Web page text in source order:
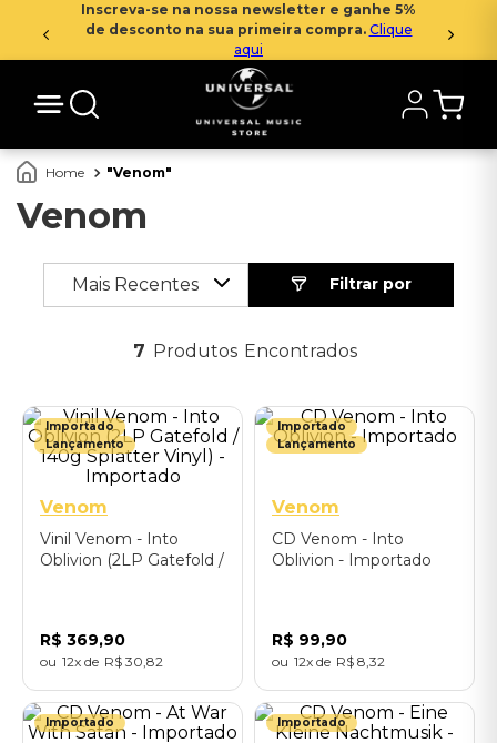
Inscreva-se na nossa newsletter e ganhe 5%
de desconto na sua primeira compra. Clique
aqui
Venom
Venom
Mais Recentes
7 Produtos
Importado
Lançamento
Venom
Vinil Venom - Into
Oblivion (2LP Gatefold /
R$ 369,90
12 R$ 30 82
Importado
Lançamento
Venom
CD Venom - Into
Oblivion - Importado
R$ 99,90
12 R$ 8 32
Importado Importado